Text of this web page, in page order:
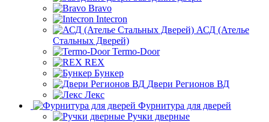
Bravo
Intecron
АСД (Ателье
Стальных Дверей)
Termo-Door
REX
Бункер
Двери Регионов ВД
Лекс
Фурнитура для дверей
Ручки дверные